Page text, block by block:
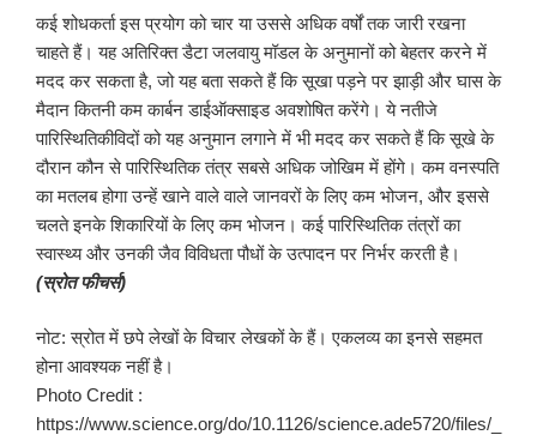
कई शोधकर्ता इस प्रयोग को चार या उससे अधिक वर्षों तक जारी रखना
चाहते हैं। यह अतिरिक्त डैटा जलवायु मॉडल के अनुमानों को बेहतर करने में
मदद कर सकता है, जो यह बता सकते हैं कि सूखा पड़ने पर झाड़ी और घास के
मैदान कितनी कम कार्बन डाईऑक्साइड अवशोषित करेंगे। ये नतीजे
पारिस्थितिकीविदों को यह अनुमान लगाने में भी मदद कर सकते हैं कि सूखे के
दौरान कौन से पारिस्थितिक तंत्र सबसे अधिक जोखिम में होंगे। कम वनस्पति
का मतलब होगा उन्हें खाने वाले वाले जानवरों के लिए कम भोजन, और इससे
चलते इनके शिकारियों के लिए कम भोजन। कई पारिस्थितिक तंत्रों का
स्वास्थ्य और उनकी जैव विविधता पौधों के उत्पादन पर निर्भर करती है।
(स्रोत फीचर्स)
नोट: स्रोत में छपे लेखों के विचार लेखकों के हैं। एकलव्य का इनसे सहमत
होना आवश्यक नहीं है।
Photo Credit :
https://www.science.org/do/10.1126/science.ade5720/files/_